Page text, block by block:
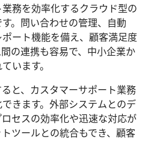
務を効率化するクラウド型の
。問い合わせの管理、自動
ート機能を備え、顧客満足度
の連携も容易で、中小企業か
います。
と、カスタマーサポート業務
きます。外部システムとのデ
セスの効率化や迅速な対応が
ツールとの統合もでき、顧客